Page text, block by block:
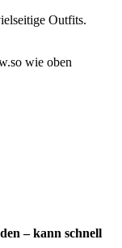
Outfits.
wie oben
– kann schnell